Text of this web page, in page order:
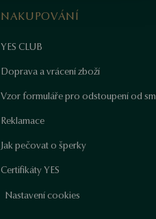
NAKUPOVÁNÍ
YES CLUB
Doprava a vrácení zboží
Vzor formuláře pro odstoupení od
Reklamace
Jak pečovat o šperky
Certifikáty YES
Nastavení cookies